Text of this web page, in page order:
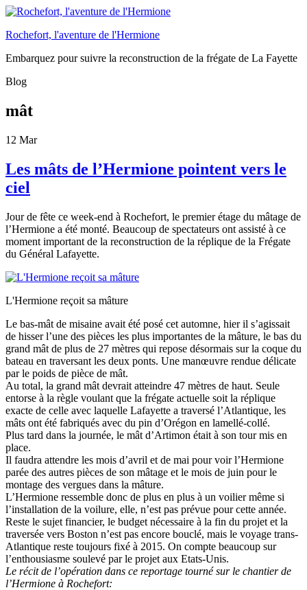
Rochefort, l'aventure de l'Hermione
Embarquez pour suivre la reconstruction de la frégate de La Fayette
Blog
mât
12 Mar
Les mâts de l’Hermione pointent vers le
ciel
Jour de fête ce week-end à Rochefort, le premier étage du mâtage de
l’Hermione a été monté. Beaucoup de spectateurs ont assisté à ce
moment important de la reconstruction de la réplique de la Frégate
du Général Lafayette.
L'Hermione reçoit sa mâture
Le bas-mât de misaine avait été posé cet automne, hier il s’agissait
de hisser l’une des pièces les plus importantes de la mâture, le bas du
grand mât de plus de 27 mètres qui repose désormais sur la coque du
bateau en traversant les deux ponts. Une manœuvre rendue délicate
par le poids de pièce de mât.
Au total, la grand mât devrait atteindre 47 mètres de haut. Seule
entorse à la règle voulant que la frégate actuelle soit la réplique
exacte de celle avec laquelle Lafayette a traversé l’Atlantique, les
mâts ont été fabriqués avec du pin d’Orégon en lamellé-collé.
Plus tard dans la journée, le mât d’Artimon était à son tour mis en
place.
Il faudra attendre les mois d’avril et de mai pour voir l’Hermione
parée des autres pièces de son mâtage et le mois de juin pour le
montage des vergues dans la mâture.
L’Hermione ressemble donc de plus en plus à un voilier même si
l’installation de la voilure, elle, n’est pas prévue pour cette année.
Reste le sujet financier, le budget nécessaire à la fin du projet et la
traversée vers Boston n’est pas encore bouclé, mais le voyage trans-
Atlantique reste toujours fixé à 2015. On compte beaucoup sur
l’enthousiasme soulevé par le projet aux Etats-Unis.
Le récit de l’opération dans ce reportage tourné sur le chantier de
l’Hermione à Rochefort: